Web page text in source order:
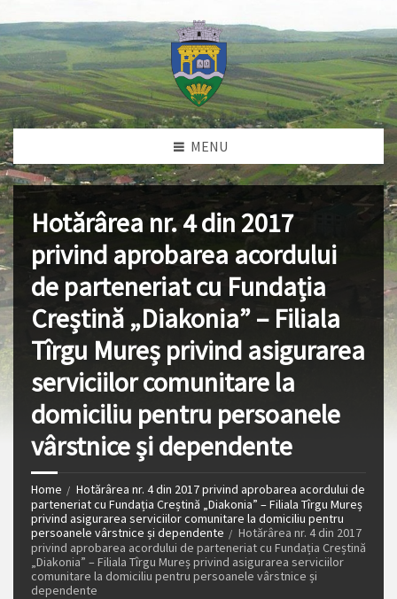
MENU
Hotărârea nr. 4 din 2017
privind aprobarea acordului
de parteneriat cu Fundația
Creștină „Diakonia” – Filiala
Tîrgu Mureș privind asigurarea
serviciilor comunitare la
domiciliu pentru persoanele
vârstnice și dependente
Home
Hotărârea nr. 4 din 2017 privind aprobarea acordului de
parteneriat cu Fundația Creștină „Diakonia” – Filiala Tîrgu Mureș
privind asigurarea serviciilor comunitare la domiciliu pentru
persoanele vârstnice și dependente
Hotărârea nr. 4 din 2017
privind aprobarea acordului de parteneriat cu Fundația Creștină
„Diakonia” – Filiala Tîrgu Mureș privind asigurarea serviciilor
comunitare la domiciliu pentru persoanele vârstnice și
dependente